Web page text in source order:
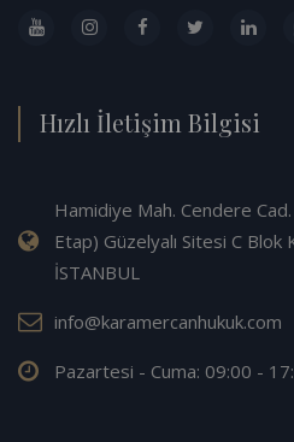
Hızlı İletişim Bilgisi
Hamidiye Mah. Cendere
Etap) Güzelyalı Sitesi C Blok
İSTANBUL
info@karamercanhukuk.com
Pazartesi - Cuma: 09:00 -